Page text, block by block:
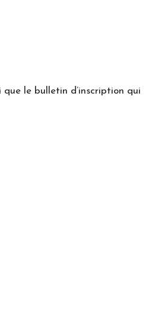
le bulletin d’inscription qui